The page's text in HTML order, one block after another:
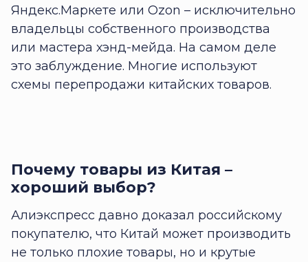
Яндекс.Маркете или Ozon – исключительно
владельцы собственного производства
или мастера хэнд-мейда. На самом деле
это заблуждение. Многие используют
схемы перепродажи китайских товаров.
Почему товары из Китая –
хороший выбор?
Алиэкспресс давно доказал российскому
покупателю, что Китай может производить
не только плохие товары, но и крутые